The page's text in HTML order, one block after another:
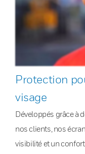
Protection
visage
Développés grâce à
nos clients, nos
visibilité et un